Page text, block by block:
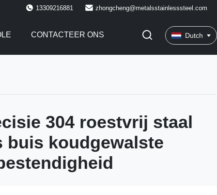
13309216881 zhongcheng@metalsstainlesssteel.com
CONTACTEER ONS Dutch
304 roestvrij staal
buis koudgewalste